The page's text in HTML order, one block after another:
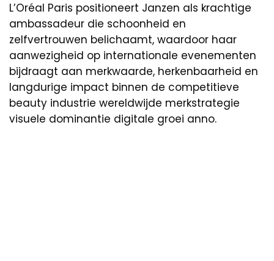
L’Oréal Paris positioneert Janzen als krachtige
ambassadeur die schoonheid en
zelfvertrouwen belichaamt, waardoor haar
aanwezigheid op internationale evenementen
bijdraagt aan merkwaarde, herkenbaarheid en
langdurige impact binnen de competitieve
beauty industrie wereldwijde merkstrategie
visuele dominantie digitale groei anno.